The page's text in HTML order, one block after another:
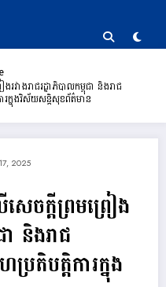
រវាងរាជរដ្ឋាភិបាលកម្ពុជា និងរាជ
រក្នុងវិស័យសន្តិសុខព័ត៌មាន
2025
សេចក្ដីព្រមព្រៀង
ា និងរាជ
រតិបត្តិការក្នុង